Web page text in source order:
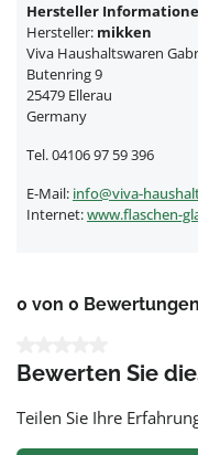
Hersteller
Hersteller: mikken
Viva Haushaltswaren
Butenring 9
25479 Ellerau
Germany
Tel. 04106 97 59 396
E-Mail: info@viva-
Internet:www.flaschen-
0 von 0 Bewertungen
Bewerten Sie
Teilen Sie Ihre